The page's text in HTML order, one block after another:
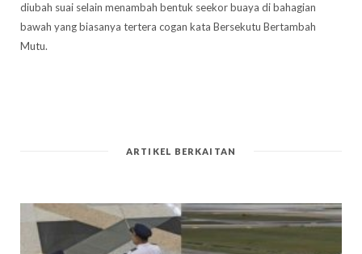
diubah suai selain menambah bentuk seekor buaya di bahagian
bawah yang biasanya tertera cogan kata Bersekutu Bertambah
Mutu.
ARTIKEL BERKAITAN